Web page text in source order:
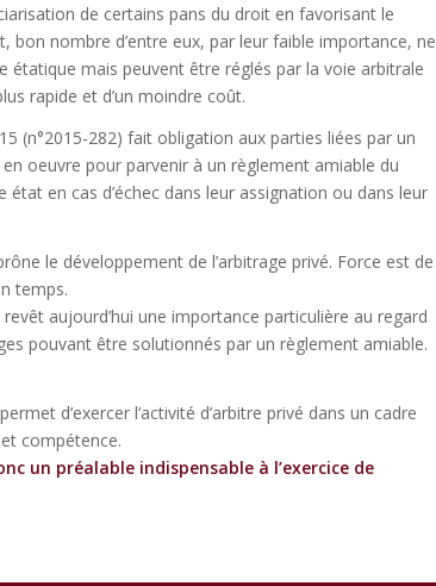
de certains pans du droit en favorisant le
bon nombre d’entre eux, par leur faible importance, ne
étatique mais peuvent être réglés par la voie arbitrale
rapide et d’un moindre coût.
(n°2015-282) fait obligation aux parties liées par un
oeuvre pour parvenir à un règlement amiable du
en cas d’échec dans leur assignation ou dans leur
le développement de l’arbitrage privé. Force est de
temps.
aujourd’hui une importance particulière au regard
pouvant être solutionnés par un règlement amiable.
d’exercer l’activité d’arbitre privé dans un cadre
compétence.
un préalable indispensable à l’exercice de